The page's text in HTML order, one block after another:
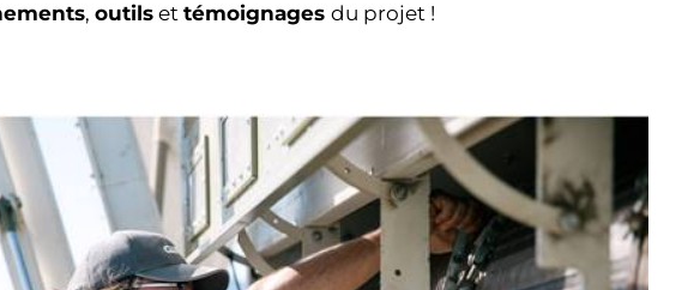
, outils et témoignages du projet !